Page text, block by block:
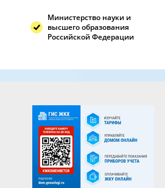
Министерство науки и
высшего образования
Российской Федерации